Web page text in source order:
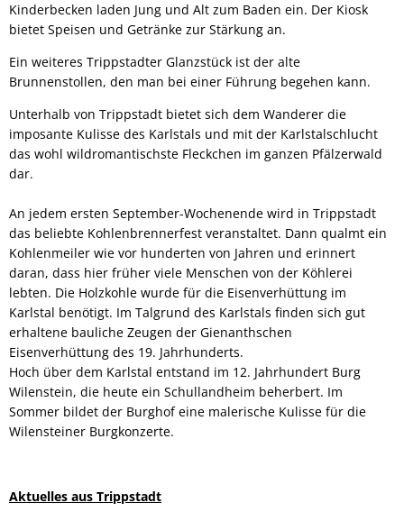
Kinderbecken laden Jung und Alt zum Baden ein. Der Kiosk
bietet Speisen und Getränke zur Stärkung an.
Ein weiteres Trippstadter Glanzstück ist der alte
Brunnenstollen, den man bei einer Führung begehen kann.
Unterhalb von Trippstadt bietet sich dem Wanderer die
imposante Kulisse des Karlstals und mit der Karlstalschlucht
das wohl wildromantischste Fleckchen im ganzen Pfälzerwald
dar.
An jedem ersten September-Wochenende wird in Trippstadt
das beliebte Kohlenbrennerfest veranstaltet. Dann qualmt ein
Kohlenmeiler wie vor hunderten von Jahren und erinnert
daran, dass hier früher viele Menschen von der Köhlerei
lebten. Die Holzkohle wurde für die Eisenverhüttung im
Karlstal benötigt. Im Talgrund des Karlstals finden sich gut
erhaltene bauliche Zeugen der Gienanthschen
Eisenverhüttung des 19. Jahrhunderts.
Hoch über dem Karlstal entstand im 12. Jahrhundert Burg
Wilenstein, die heute ein Schullandheim beherbert. Im
Sommer bildet der Burghof eine malerische Kulisse für die
Wilensteiner Burgkonzerte.
Aktuelles aus Trippstadt